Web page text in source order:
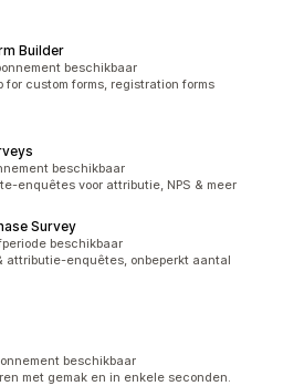
Builder
beschikbaar
for custom forms, registration forms
beschikbaar
enquêtes voor attributie, NPS & meer
Survey
beschikbaar
attributie-enquêtes, onbeperkt aantal
beschikbaar
met gemak en in enkele seconden.